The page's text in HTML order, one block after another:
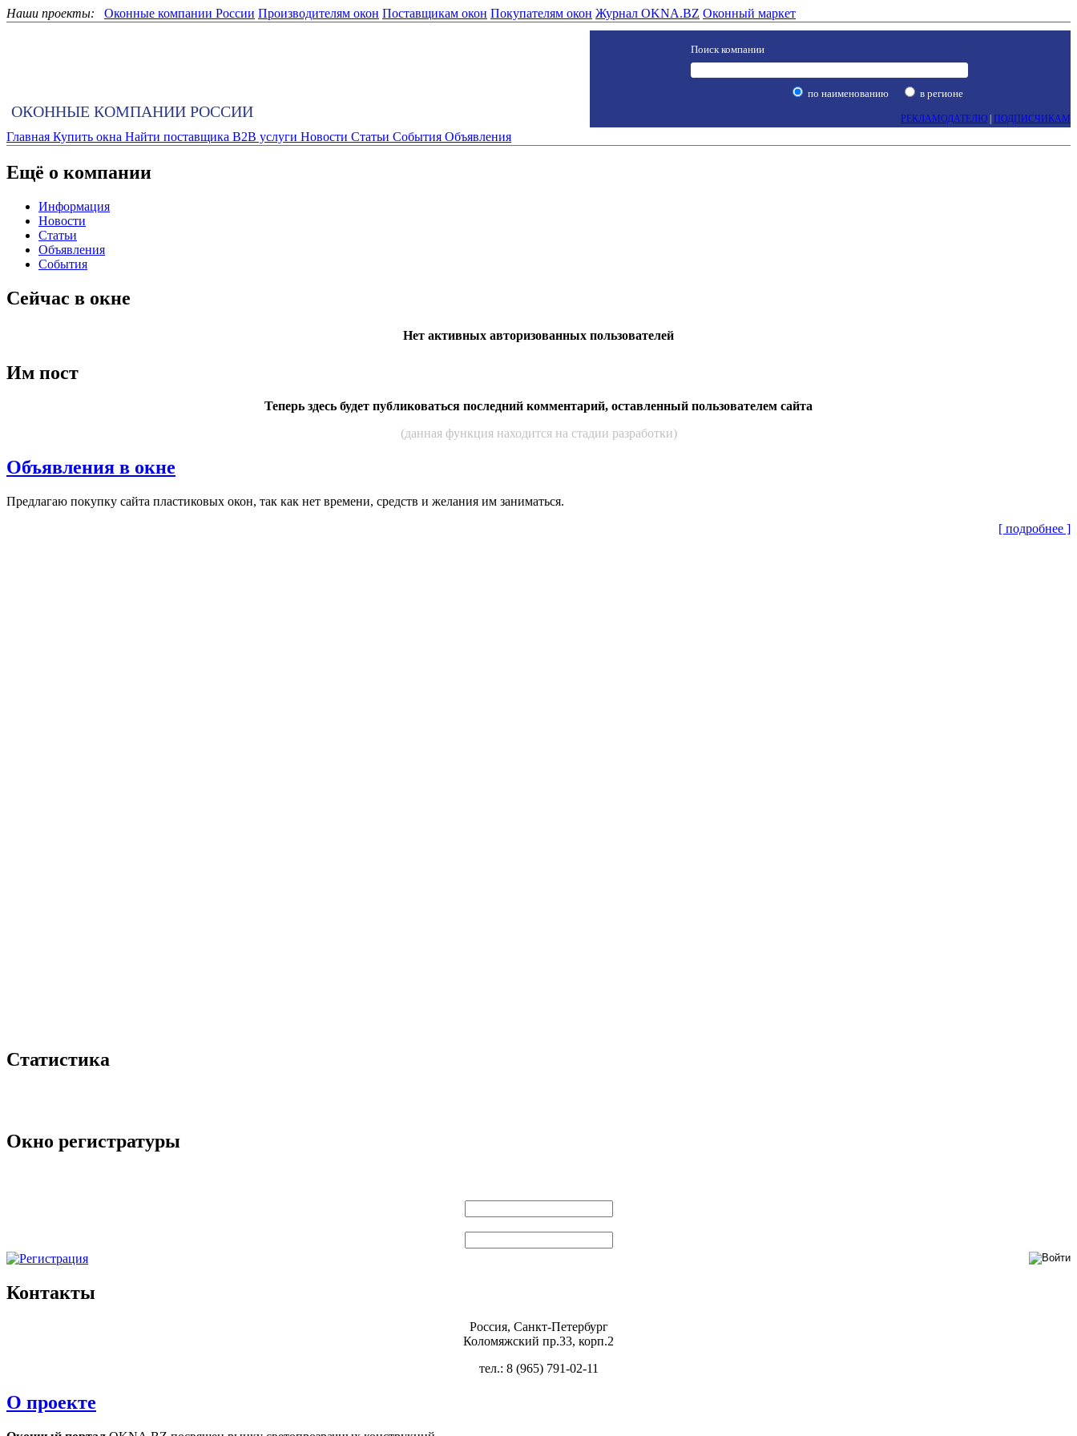
Наши проекты: Оконные компании России Производителям окон Поставщикам окон Покупателям окон Журнал OKNA.BZ Оконный маркет
ОКОННЫЕ КОМПАНИИ РОССИИ
Поиск компании
по наименованию в регионе
РЕКЛАМОДАТЕЛЮ ПОДПИСЧИКАМ
Главная Купить окна Найти поставщика B2B услуги Новости Статьи События Объявления
Ещё о компании
Информация
Новости
Статьи
Объявления
События
Сейчас в окне
Нет активных авторизованных пользователей
Им пост
Теперь здесь будет публиковаться последний комментарий, оставленный пользователем сайта
(данная функция находится на стадии разработки)
Объявления в окне
Пред­ла­гаю по­куп­ку сай­та плас­ти­ковых окон, так как нет вре­мени, средств и же­лания им за­нимать­ся.
[ подробнее ]
Статистика
Окно регистратуры
Контакты
Россия, Санкт-Петербург
Коломяжский пр.33, корп.2
тел.: 8 (965) 791-02-11
О проекте